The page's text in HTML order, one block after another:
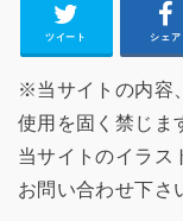
ツイート シェア
※当サイトの内容
使用を固く禁じま
当サイトのイラス
お問い合わせ下さ